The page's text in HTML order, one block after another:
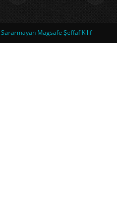
Sararmayan Magsafe Şeffaf Kılıf